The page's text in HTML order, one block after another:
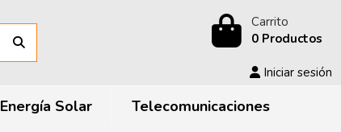
Carrito
0 Productos
Iniciar sesión
Energía Solar Telecomunicaciones